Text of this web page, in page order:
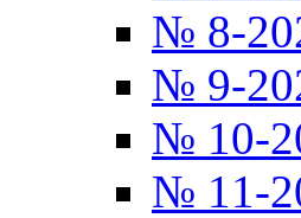
№ 8-
№ 9-
№ 10-
№ 11-